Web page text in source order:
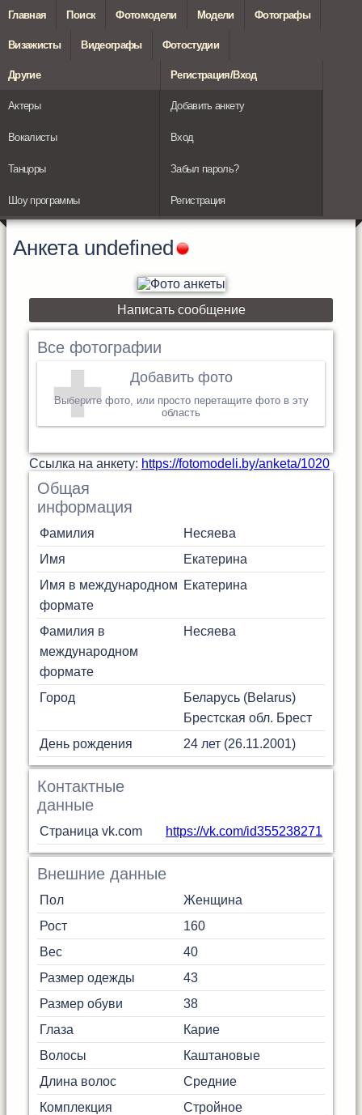
Главная Поиск Фотомодели Модели Фотографы
Визажисты Видеографы Фотостудии
Другие
Актеры
Вокалисты
Танцоры
Шоу программы
Регистрация/Вход
Добавить анкету
Вход
Забыл пароль?
Регистрация
Анкета undefined
Написать сообщение
Все фотографии
Добавить фото
Выберите фото, или просто перетащите фото в эту
область
Cсылка на анкету: https://fotomodeli.by/anketa/1020
Общая
информация
Фамилия
Несяева
Имя
Екатерина
Имя в международном
формате
Екатерина
Фамилия в
международном
формате
Несяева
Город
Беларусь (Belarus)
Брестская обл. Брест
День рождения
24 лет (26.11.2001)
Контактные
данные
Страница vk.com https://vk.com/id355238271
Внешние данные
Пол
Женщина
Рост
160
Вес
40
Размер одежды
43
Размер обуви
38
Глаза
Карие
Волосы
Каштановые
Длина волос
Средние
Комплекция
Стройное